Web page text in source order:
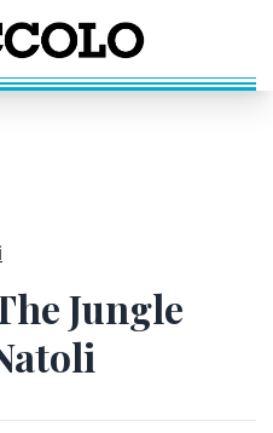
Jungle